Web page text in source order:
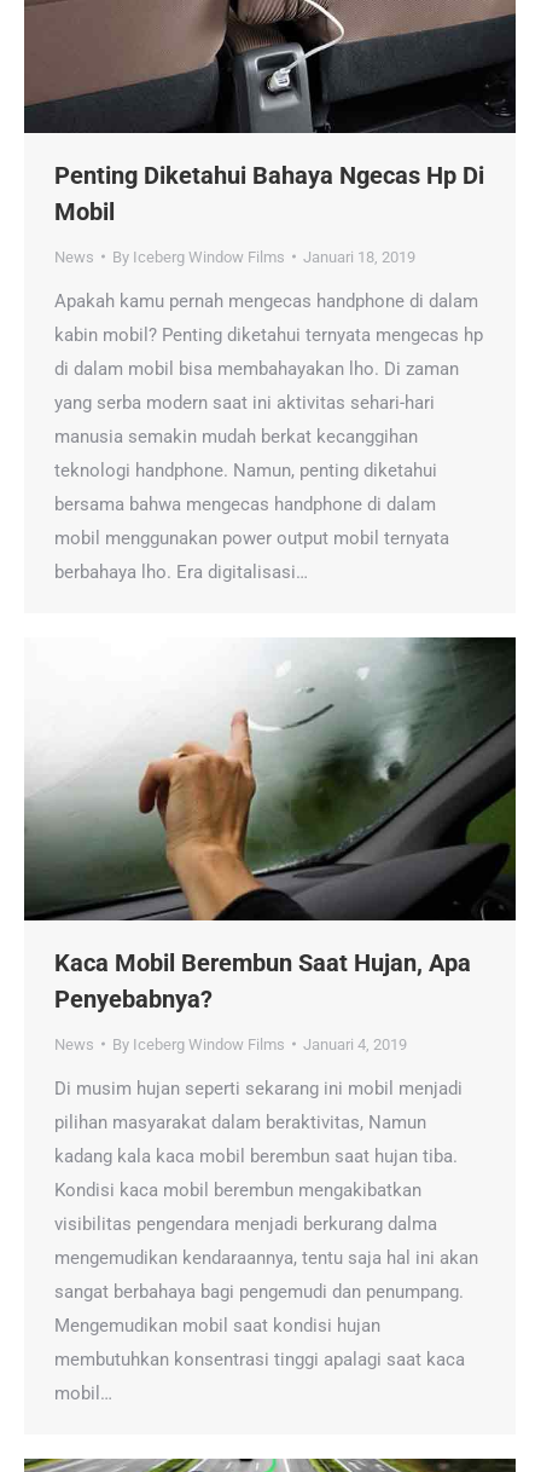
Penting Diketahui Bahaya Ngecas Hp Di
Mobil
News By Iceberg Window Films Januari 18, 2019
Apakah kamu pernah mengecas handphone di dalam
kabin mobil? Penting diketahui ternyata mengecas hp
di dalam mobil bisa membahayakan lho. Di zaman
yang serba modern saat ini aktivitas sehari-hari
manusia semakin mudah berkat kecanggihan
teknologi handphone. Namun, penting diketahui
bersama bahwa mengecas handphone di dalam
mobil menggunakan power output mobil ternyata
berbahaya lho. Era digitalisasi…
Kaca Mobil Berembun Saat Hujan, Apa
Penyebabnya?
News By Iceberg Window Films Januari 4, 2019
Di musim hujan seperti sekarang ini mobil menjadi
pilihan masyarakat dalam beraktivitas, Namun
kadang kala kaca mobil berembun saat hujan tiba.
Kondisi kaca mobil berembun mengakibatkan
visibilitas pengendara menjadi berkurang dalma
mengemudikan kendaraannya, tentu saja hal ini akan
sangat berbahaya bagi pengemudi dan penumpang.
Mengemudikan mobil saat kondisi hujan
membutuhkan konsentrasi tinggi apalagi saat kaca
mobil…